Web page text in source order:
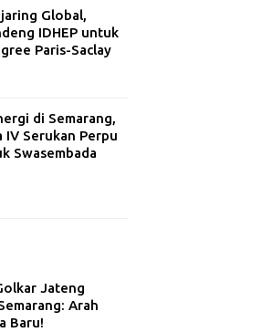
Global,
IDHEP untuk
Paris-Saclay
di Semarang,
IV Serukan Perpu
Swasembada
Jateng
Arah
Baru!